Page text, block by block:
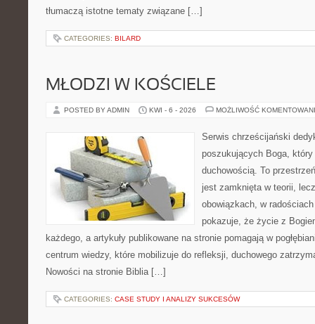
tłumaczą istotne tematy związane […]
CATEGORIES: BILARD
MŁODZI W KOŚCIELE
POSTED BY ADMIN KWI - 6 - 2026 MOŻLIWOŚĆ
Serwis chrześcijański
poszukujących Boga,
duchowością. To
jest zamknięta w teorii,
obowiązkach, w
pokazuje, że życie z
każdego, a artykuły publikowane na stronie pomagają w
centrum wiedzy, które mobilizuje do refleksji, duchowego
Nowości na stronie Biblia […]
CATEGORIES: CASE STUDY I ANALIZY SUKCESÓW